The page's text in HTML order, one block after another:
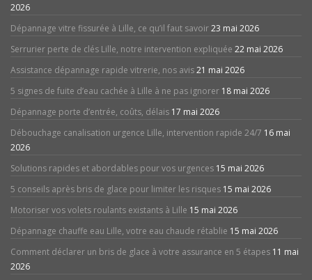
2026
Dépannage vitre fissurée à Lille, ce qu’il faut savoir23 mai 2026
Serrurier perte de clés Lille, notre intervention expliquée 22 mai 2026
Assistance dépannage rapide vitrerie, nos avis21 mai 2026
5 signes de fuite d’eau cachée à Lille à ne pas ignorer 18 mai 2026
Dépannage porte d’entrée, coûts, délais 17 mai 2026
Débouchage canalisation urgence Lille, intervention rapide 24/7 16 mai
2026
Solutions rapides et abordables pour vos urgences 15 mai 2026
5 conseils après bris de glace pour limiter les risques 15 mai 2026
Motoriser vos volets roulants existants à Lille 15 mai 2026
Dépannage chauffe eau Lille, votre eau chaude rétablie 15 mai 2026
Comment déclarer un bris de glace à votre assurance en 5 étapes 11 mai
2026